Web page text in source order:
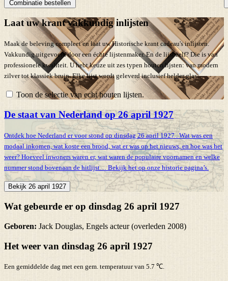
Combinatie bestellen
Laat uw krant vakkundig inlijsten
Maak de beleving compleet en laat uw Historische krant cadeau's inlijsten.
Vakkundig uitgevoerd door een échte lijstenmaker. En de lijst zelf? Die is van
professionele kwaliteit. U hebt keuze uit zes typen houten lijsten: van modern
zilver tot klassiek bruin. Elke lijst wordt geleverd inclusief helder glas.
Toon de selectie van echt houten lijsten.
De staat van Nederland op 26 april 1927
Ontdek hoe Nederland er voor stond op dinsdag 26 april 1927 . Wat was een
modaal inkomen, wat koste een brood, wat er was op het nieuws, en hoe was het
weer? Hoeveel inwoners waren er, wat waren de populaire voornamen en welke
nummer stond bovenaan de hitlijst… Bekijk het op onze historie pagina’s.
Bekijk 26 april 1927
Wat gebeurde er op dinsdag 26 april 1927
Geboren: Jack Douglas, Engels acteur (overleden 2008)
Het weer van dinsdag 26 april 1927
Een gemiddelde dag met een gem. temperatuur van 5.7 ℃.